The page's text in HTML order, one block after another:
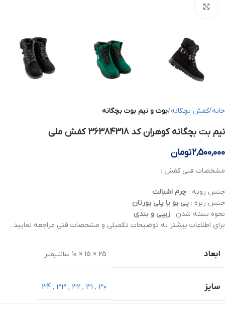
خانه کفش بچگانه بوت و نیم بوت بچگانه
نیم بت بچگانه کوهران کد 36384318 کفش ملی
2,500,000تومان
مشخصات فنی کفش :
جنس رویه : چرم اشبالت
جنس زیره : پی یو یا پلی یورتان
نحوه بسته شدن : زیپی و بندی
برای اطلاعات بیشتر به توضیحات تکمیلی و مشخصات فنی مراجعه نمایید .
ابعاد 25 × 15 × 10 سانتیمتر
سایز 30
,
31
,
32
,
33
,
34